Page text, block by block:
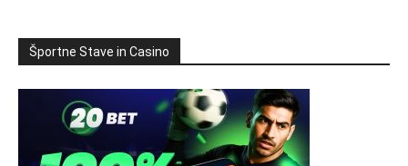
Športne Stave in Casino